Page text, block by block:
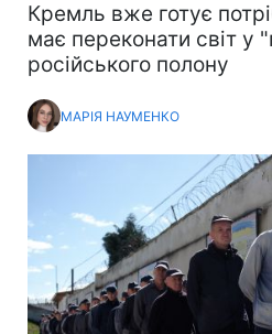
Кремль вже готує
має переконати світ у
російського полону
МАРІЯ НАУМЕНКО